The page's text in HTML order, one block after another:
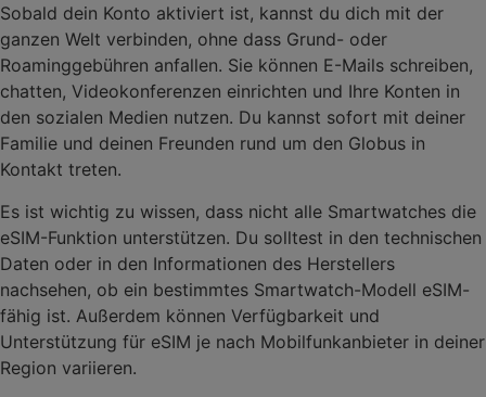
Sobald dein Konto aktiviert ist, kannst du dich mit der
ganzen Welt verbinden, ohne dass Grund- oder
Roaminggebühren anfallen. Sie können E-Mails schreiben,
chatten, Videokonferenzen einrichten und Ihre Konten in
den sozialen Medien nutzen. Du kannst sofort mit deiner
Familie und deinen Freunden rund um den Globus in
Kontakt treten.
Es ist wichtig zu wissen, dass nicht alle Smartwatches die
eSIM-Funktion unterstützen. Du solltest in den technischen
Daten oder in den Informationen des Herstellers
nachsehen, ob ein bestimmtes Smartwatch-Modell eSIM-
fähig ist. Außerdem können Verfügbarkeit und
Unterstützung für eSIM je nach Mobilfunkanbieter in deiner
Region variieren.